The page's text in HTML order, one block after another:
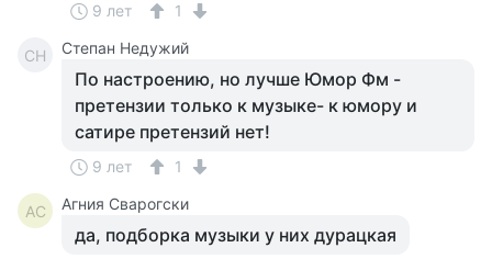
9 лет 1
СН Степан Недужий
По настроению, но лучше Юмор Фм -
претензии только к музыке- к юмору и
сатире претензий нет!
9 лет 1
АС Агния Сварогски
да, подборка музыки у них дурацкая